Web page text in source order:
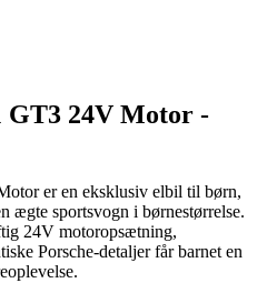
GT3 24V Motor -
er en eksklusiv elbil til børn,
ægte sportsvogn i børnestørrelse.
24V motoropsætning,
Porsche-detaljer får barnet en